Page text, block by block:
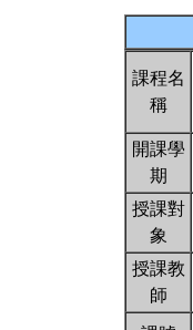
課程名
稱
開課學
期
授課對
象
授課教
師